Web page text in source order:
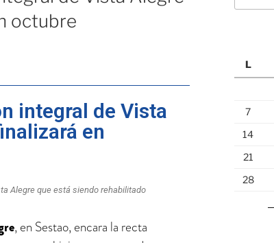
octubre
integral de Vista
en
Alegre que está siendo rehabilitado
, en Sestao, encara la recta
L
7
14
21
28